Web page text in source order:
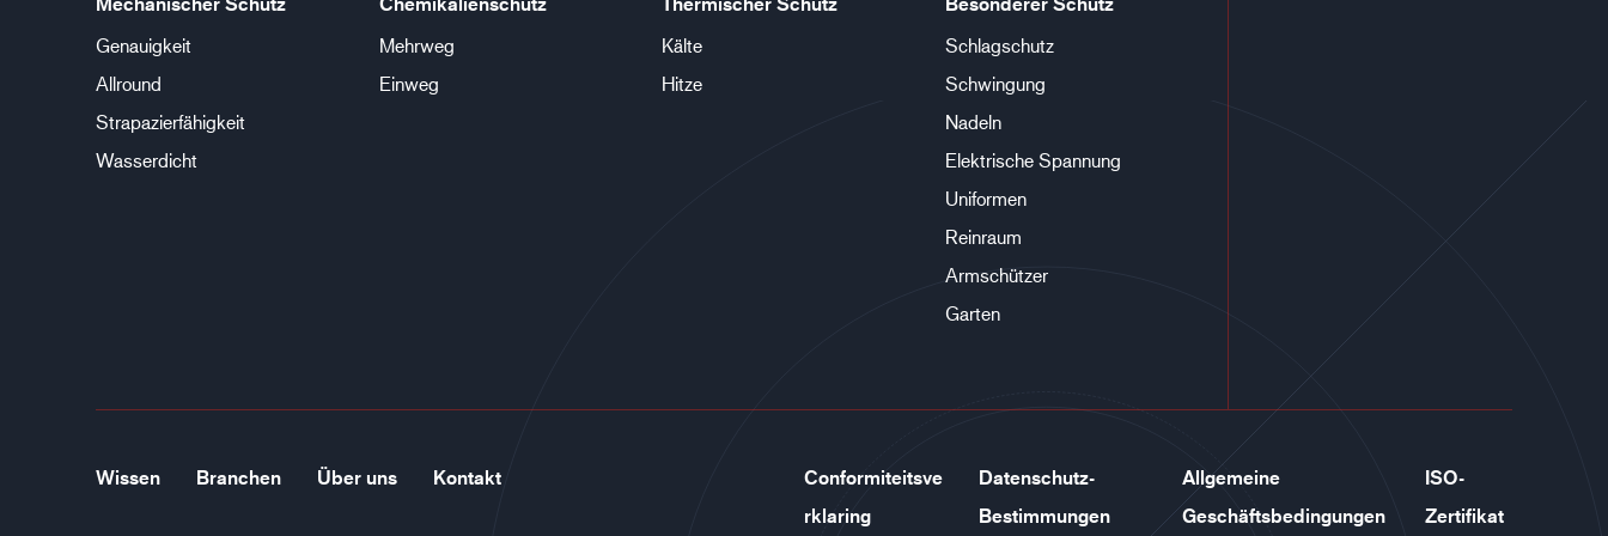
Genauigkeit
Allround
Strapazierfähigkeit
Wasserdicht
Mehrweg
Einweg
Kälte
Hitze
Schlagschutz
Schwingung
Nadeln
Elektrische Spannung
Uniformen
Reinraum
Armschützer
Garten
Wissen Branchen Über uns Kontakt
Conformiteitsve
rklaring
Datenschutz-
Bestimmungen
Allgemeine
Geschäftsbedingungen
ISO-
Zertifikat